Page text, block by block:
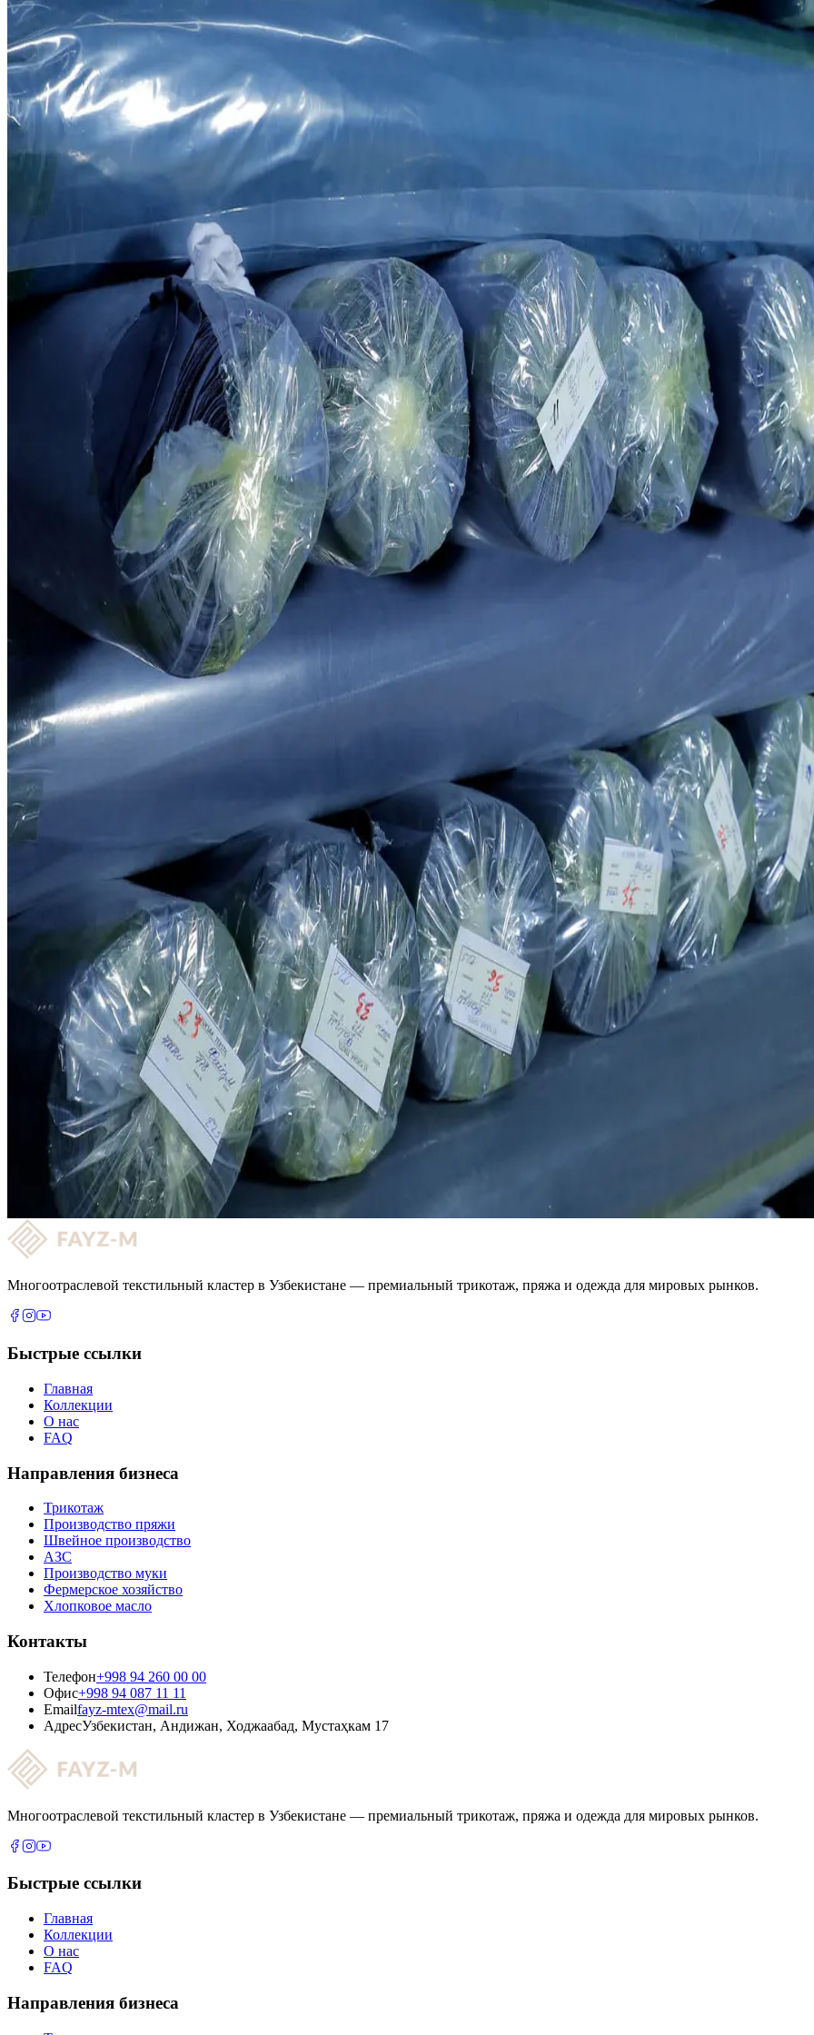
Качественный трикотаж для любых нужд
Производство трикотажной ткани — одно из ключевых звеньев нашего кластера. Фабрика оснащена ведущими мировыми
производственная мощность: 4 015 тонн.
01
Современные и автоматизированные вязальные станки.
Высококачественные технологии Taifan и Jacquard.
Это подразделение создаёт качественную основу для изделий FAYZ-M. Мы строго контролируем все процессы от хлопкового
Связаться →
Обзор направления
Качество ткани — результат правильно подобранной пряжи и точности трикотажной вязки. Каждый рулон производится с
Годовой выпуск ткани
Трикотажное направление выпускает 4 015 тонн ткани в год для внутренних швейных линий и B2B-поставок.
Наша опытная команда ежесекундно контролирует качество продукции на оборудовании Taifan, Honknit, Boosan и Jacquard.
Масштаб кластера
4 015 тонн тканей в год
50 сотрудников производят ткани по международным стандартам.
Производственные возможности
Производственные возможности и инвестиции
Производственные возможности
Производственные возможности и инвестиции
Построенное в 2012–2017 годах с инвестициями 3 млн USD, трикотажное подразделение использует современное
Ключевые возможности
Современные и автоматизированные вязальные станки.
02
Высококачественные технологии Taifan и Jacquard.
Более 4 015 тонн готовой трикотажной ткани в год.
50 профессиональных операторов с постоянным повышением квалификации.
Трикотаж
Хотите сотрудничать с нами?
Получите качественное снабжение тканями и долгосрочное надёжное партнёрство с FAYZ-M. Свяжитесь с нами и сделаем
Связаться →
Многоотраслевой текстильный кластер в Узбекистане — премиальный трикотаж, пряжа и одежда для мировых рынков.
Быстрые ссылки
Главная
Коллекции
О нас
FAQ
Направления бизнеса
Трикотаж
Производство пряжи
Швейное производство
АЗС
Производство муки
Фермерское хозяйство
Хлопковое масло
Контакты
Телефон+998 94 260 00 00
Офис+998 94 087 11 11
Emailfayz-mtex@mail.ru
АдресУзбекистан, Андижан, Ходжаабад, Мустаҳкам 17
Многоотраслевой текстильный кластер в Узбекистане — премиальный трикотаж, пряжа и одежда для мировых рынков.
Быстрые ссылки
Главная
Коллекции
О нас
FAQ
Направления бизнеса